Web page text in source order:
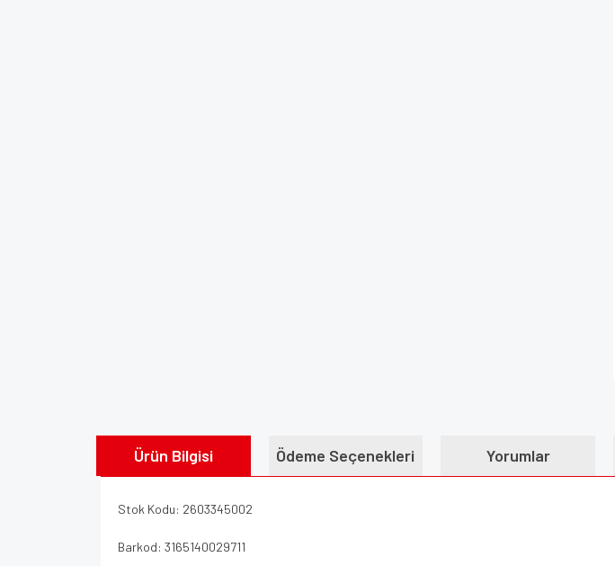
Ürün Bilgisi Ödeme Seçenekleri Yorumlar
Stok Kodu: 2603345002
Barkod: 3165140029711